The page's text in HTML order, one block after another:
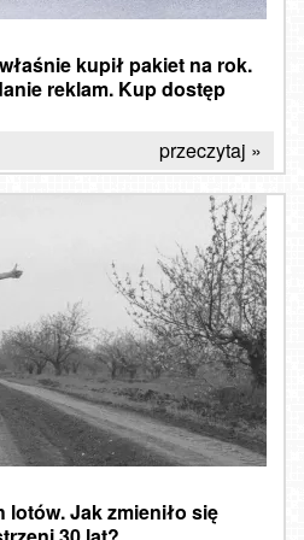
kupił pakiet na rok.
reklam. Kup dostęp
przeczytaj »
Jak zmieniło się